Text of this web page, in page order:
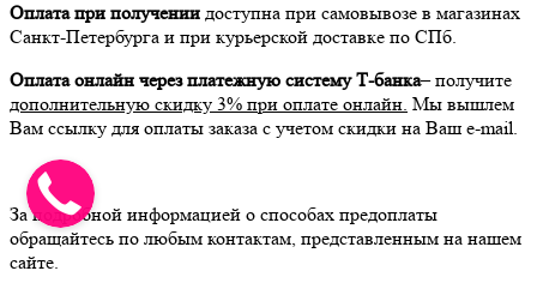
Оплата при получении доступна при самовывозе в магазинах
Санкт-Петербурга и при курьерской доставке по СПб.
Оплата онлайн через платежную систему Т-банка– получите
дополнительную скидку 3% при оплате онлайн. Мы вышлем
Вам ссылку для оплаты заказа с учетом скидки на Ваш e-mail.
За подробной информацией о способах предоплаты
обращайтесь по любым контактам, представленным на нашем
сайте.